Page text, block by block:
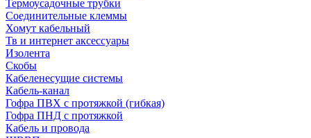
Термоусадочные трубки
Соединительные клеммы
Хомут кабельный
Тв и интернет аксессуары
Изолента
Скобы
Кабеленесущие системы
Кабель-канал
Гофра ПВХ с протяжкой (гибкая)
Гофра ПНД с протяжкой
Кабель и провода